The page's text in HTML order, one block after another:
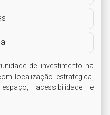
de investimento na
localização estratégica,
acessibilidade e